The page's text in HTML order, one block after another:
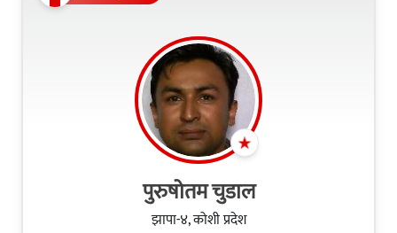
पुरुषोतम चुडाल
झापा-४, कोशी प्रदेश